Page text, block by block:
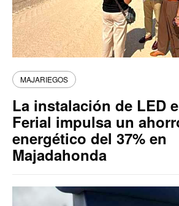
MAJARIEGOS
La instalación de LED
Ferial impulsa un
energético del 37% en
Majadahonda